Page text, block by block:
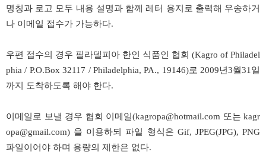
명칭과 로고 모두 내용 설명과 함께 레터 용지로 출력해 우송하거
나 이메일 접수가 가능하다.
우편 접수의 경우 필라델피아 한인 식품인 협회 (Kagro of Philadel
phia / P.O.Box 32117 / Philadelphia, PA., 19146)로 2009년3월31일
까지 도착하도록 해야 한다.
이메일로 보낼 경우 협회 이메일(kagropa@hotmail.com 또는 kagr
opa@gmail.com) 을 이용하되 파일 형식은 Gif, JPEG(JPG), PNG
파일이어야 하며 용량의 제한은 없다.